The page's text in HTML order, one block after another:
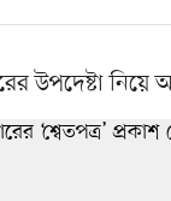
উপদেষ্টা